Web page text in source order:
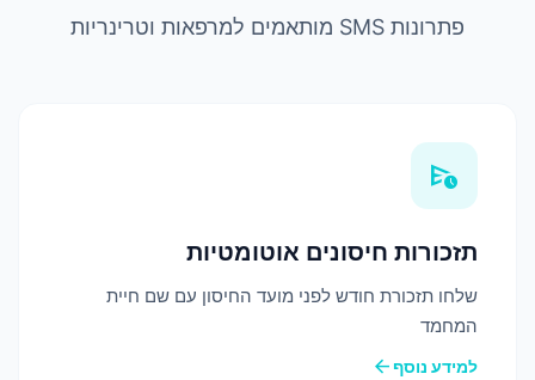
פתרונות SMS מותאמים למרפאות וטרינריות
schedule_send
תזכורות חיסונים אוטומטיות
שלחו תזכורת חודש לפני מועד החיסון עם שם חיית
המחמד
למידע נוסףarrow_back